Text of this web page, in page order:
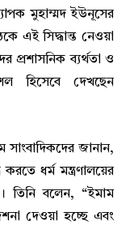
মুহাম্মদ ইউনূসের
এই সিদ্ধান্ত নেওয়া
প্রশাসনিক ব্যর্থতা ও
হিসেবে দেখছেন
জানান,
ধর্ম মন্ত্রণালয়ের
তিনি বলেন, “ইমাম
দেওয়া হচ্ছে এবং